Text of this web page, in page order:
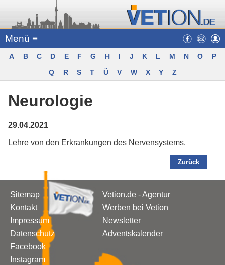
Menü ≡
A B C D E F G H I J K L M N O
P
Q
R S T Ü V W X Y Z
Neurologie
29.04.2021
Lehre von den Erkrankungen des Nervensystems.
Zurück
Sitemap
Kontakt
Impressum
Datenschutz
Facebook
Instagram
Vetion.de - Agentur
Werben bei Vetion
Newsletter
Adventskalender